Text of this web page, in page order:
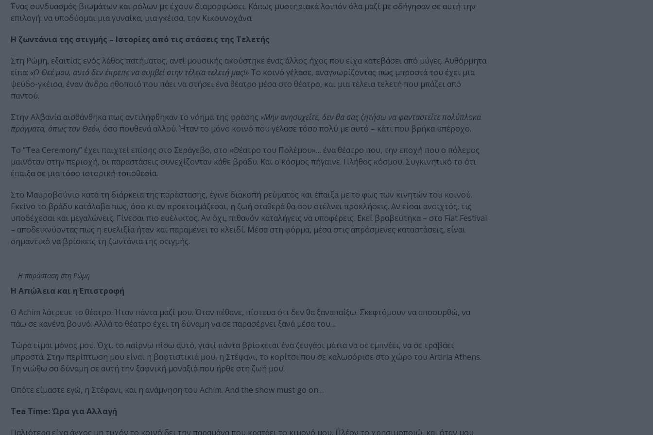
Ένας συνδυασμός βιωμάτων και ρόλων με έχουν διαμορφώσει. Κάπως μυστηριακά λοιπόν όλα μαζί με οδήγησαν σε αυτή την
επιλογή: να υποδύομαι μια γυναίκα, μια γκέισα, την Κικουνοχάνα.
Η ζωντάνια της στιγμής – Ιστορίες από τις στάσεις της Τελετής
Στη Ρώμη, εξαιτίας ενός λάθος πατήματος, αντί μουσικής ακούστηκε ένας άλλος ήχος που είχα κατεβάσει από μύγες. Αυθόρμητα
είπα: «Ω Θεέ μου, αυτό δεν έπρεπε να συμβεί στην τέλεια τελετή μας!» Το κοινό γέλασε, αναγνωρίζοντας πως μπροστά του έχει μια
ψεύδο-γκέισα, έναν άνδρα ηθοποιό που πάει να στήσει ένα θέατρο μέσα στο θέατρο, και μια τέλεια τελετή που μπάζει από
παντού.
Στην Αλβανία αισθάνθηκα πως αντιλήφθηκαν το νόημα της φράσης «Μην ανησυχείτε, δεν θα σας ζητήσω να φανταστείτε πολύπλοκα
πράγματα, όπως τον Θεό», όσο πουθενά αλλού. Ήταν το μόνο κοινό που γέλασε τόσο πολύ με αυτό – κάτι που βρήκα υπέροχο.
Το “Tea Ceremony” έχει παιχτεί επίσης στο Σεράγεβο, στο «Θέατρο του Πολέμου»… ένα θέατρο που, την εποχή που ο πόλεμος
μαινόταν στην περιοχή, οι παραστάσεις συνεχίζονταν κάθε βράδυ. Και ο κόσμος πήγαινε. Πλήθος κόσμου. Συγκινητικό το ότι
έπαιξα σε μια τόσο ιστορική τοποθεσία.
Στο Μαυροβούνιο κατά τη διάρκεια της παράστασης, έγινε διακοπή ρεύματος και έπαιξα με το φως των κινητών του κοινού.
Εκείνο το βράδυ κατάλαβα πως, όσο κι αν προετοιμάζεσαι, η ζωή σταθερά θα σου στέλνει προκλήσεις. Αν είσαι ανοιχτός, τις
υποδέχεσαι και μεγαλώνεις. Γίνεσαι πιο ευέλικτος. Αν όχι, πιθανόν καταλήγεις να υποφέρεις. Εκεί βραβεύτηκα – στο Fiat Festival
– αποδεικνύοντας πως η ευελιξία ήταν και παραμένει το κλειδί. Μέσα στη φόρμα, μέσα στις απρόσμενες καταστάσεις, είναι
σημαντικό να βρίσκεις τη ζωντάνια της στιγμής.
Η παράσταση στη Ρώμη
Η Απώλεια και η Επιστροφή
Ο Achim λάτρευε το θέατρο. Ήταν πάντα μαζί μου. Όταν πέθανε, πίστευα ότι δεν θα ξαναπαίξω. Σκεφτόμουν να αποσυρθώ, να
πάω σε κανένα βουνό. Αλλά το θέατρο έχει τη δύναμη να σε παρασέρνει ξανά μέσα του…
Τώρα είμαι μόνος μου. Όχι, το παίρνω πίσω αυτό, γιατί πάντα βρίσκεται ένα ζευγάρι μάτια να σε εμπνέει, να σε τραβάει
μπροστά. Στην περίπτωση μου είναι η βαφτιστικιά μου, η Στέφανι, το κορίτσι που σε καλωσόρισε στο χώρο του Artiria Athens.
Τη νιώθω σα δύναμη σε αυτή την ξαφνική μοναξιά που ήρθε στη ζωή μου.
Οπότε είμαστε εγώ, η Στέφανι, και η ανάμνηση του Achim. And the show must go on…
Tea Time: Ώρα για Αλλαγή
Παλιότερα είχα άγχος μη τυχόν το κοινό δει την παραμάνα που κρατάει το κιμονό μου. Πλέον το χρησιμοποιώ, και όταν μου